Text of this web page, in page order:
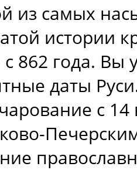
из самых
истории
862 года. Вы
даты
с 14